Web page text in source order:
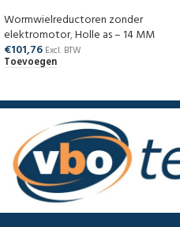
Wormwielreductoren zonder
elektromotor,Holle as – 14 MM
€101,76 Excl. BTW
Toevoegen